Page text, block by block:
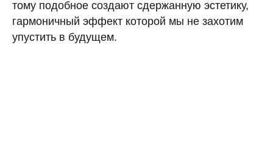
тому подобное создают сдержанную эстетику,
гармоничный эффект которой мы не захотим
упустить в будущем.